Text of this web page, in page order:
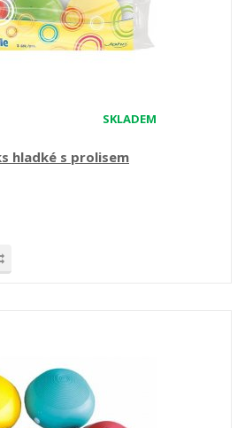
SKLADEM
hladké s prolisem